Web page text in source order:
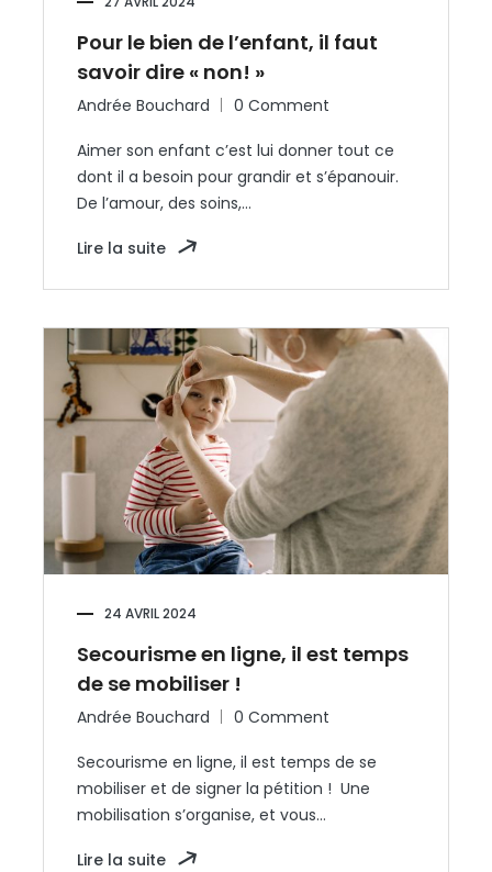
Pour le bien de l’enfant, il faut
savoir dire « non! »
Andrée Bouchard 0 Comment
Aimer son enfant c’est lui donner tout ce
dont il a besoin pour grandir et s’épanouir.
De l’amour, des soins,…
Lire la suite
24 AVRIL 2024
Secourisme en ligne, il est temps
de se mobiliser !
Andrée Bouchard 0 Comment
Secourisme en ligne, il est temps de se
mobiliser et de signer la pétition ! Une
mobilisation s’organise, et vous…
Lire la suite